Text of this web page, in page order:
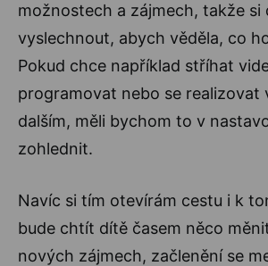
možnostech a zájmech, takže si
vyslechnout, abych věděla, co
Pokud chce například stříhat
programovat nebo se realizovat
dalším, měli bychom to v
zohlednit.
Navíc si tím otevírám cestu i k
bude chtít dítě časem něco
nových zájmech, začlenění se